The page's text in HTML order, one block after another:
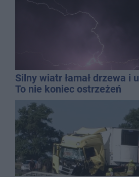
Silny wiatr łamał drzewa i
To nie koniec ostrzeżeń